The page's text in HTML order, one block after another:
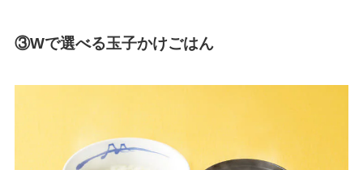
③Wで選べる玉子かけごはん